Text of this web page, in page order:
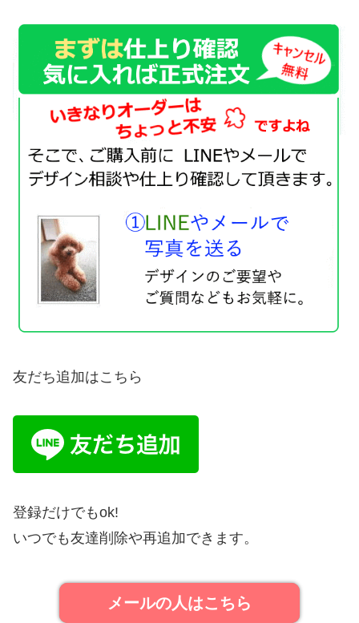
友だち追加はこちら
登録だけでもok!
いつでも友達削除や再追加できます。
メールの人はこちら